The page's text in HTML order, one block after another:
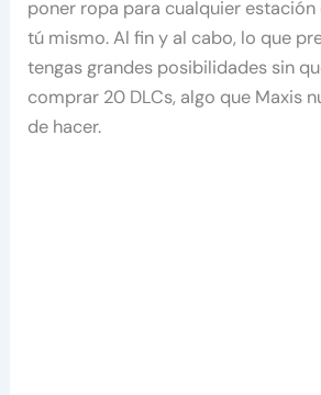
poner ropa para cualquier estación
tú mismo. Al fin y al cabo, lo que
tengas grandes posibilidades sin
comprar 20 DLCs, algo que Maxis
de hacer.